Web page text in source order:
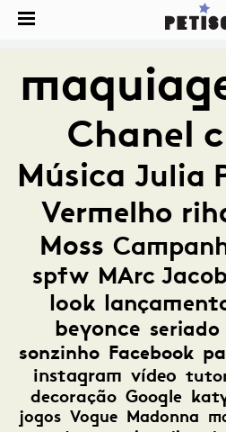
Chanel
Música Julia
Vermelho
Moss
spfw MArc
look
beyonce seriado
sonzinho Facebook
instagram vídeo
decoração Google
jogos Vogue Madonna